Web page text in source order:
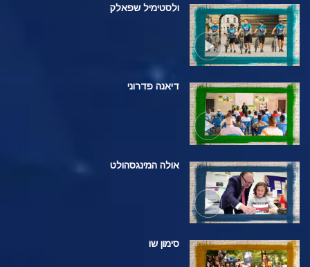
ולסטימיל שפאלק
דיאנה פדרוני
אולה המינגסהולט
סימון שו